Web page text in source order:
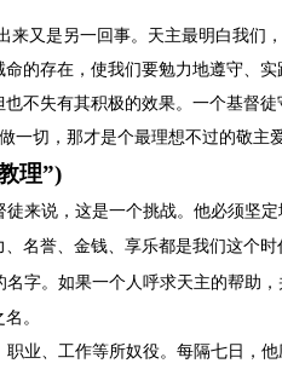
来又是另一回事。天主最明白我们
的存在，使我们要勉力地遵守、实
不失有其积极的效果。一个基督徒
一切，那才是个最理想不过的敬主
理”)
来说，这是一个挑战。他必须坚
名誉、金钱、享乐都是我们这个时
字。如果一个人呼求天主的帮助
。
业、工作等所奴役。每隔七日，